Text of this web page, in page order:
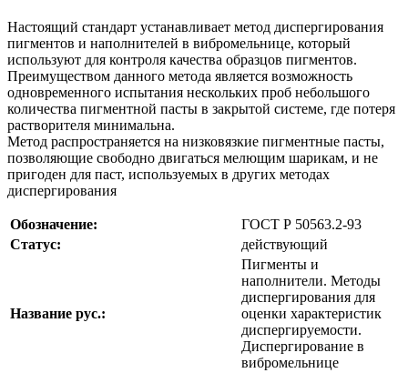
Настоящий стандарт устанавливает метод диспергирования
пигментов и наполнителей в вибромельнице, который
используют для контроля качества образцов пигментов.
Преимуществом данного метода является возможность
одновременного испытания нескольких проб небольшого
количества пигментной пасты в закрытой системе, где потеря
растворителя минимальна.
Метод распространяется на низковязкие пигментные пасты,
позволяющие свободно двигаться мелющим шарикам, и не
пригоден для паст, используемых в других методах
диспергирования
Обозначение:
ГОСТ Р 50563.2-93
Статус:
действующий
Название рус.:
Пигменты и
наполнители. Методы
диспергирования для
оценки характеристик
диспергируемости.
Диспергирование в
вибромельнице